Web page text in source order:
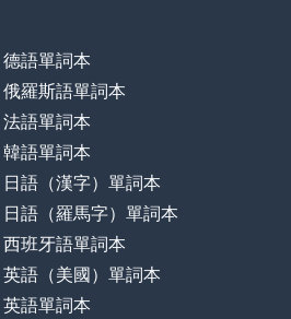
德語單詞本
俄羅斯語單詞本
法語單詞本
韓語單詞本
日語（漢字）單詞本
日語（羅馬字）單詞本
西班牙語單詞本
英語（美國）單詞本
英語單詞本